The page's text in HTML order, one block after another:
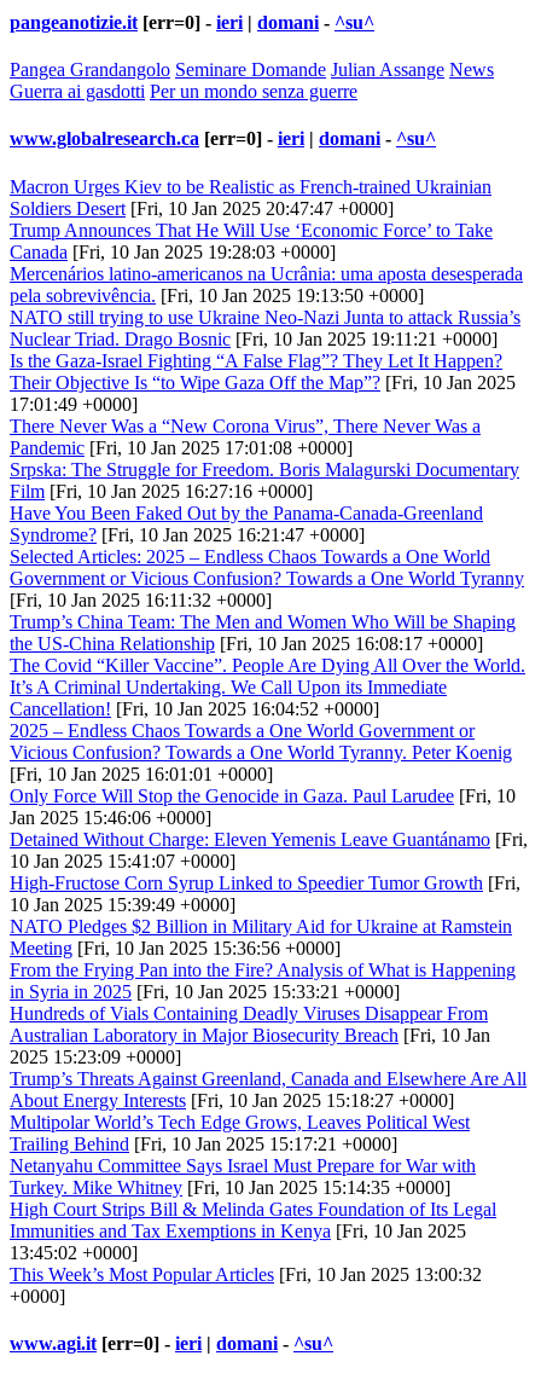
pangeanotizie.it [err=0] - ieri | domani - ^su^
Pangea Grandangolo Seminare Domande Julian Assange News
Guerra ai gasdotti Per un mondo senza guerre
www.globalresearch.ca [err=0] - ieri | domani - ^su^
Macron Urges Kiev to be Realistic as French-trained Ukrainian
Soldiers Desert [Fri, 10 Jan 2025 20:47:47 +0000]
Trump Announces That He Will Use ‘Economic Force’ to Take
Canada [Fri, 10 Jan 2025 19:28:03 +0000]
Mercenários latino-americanos na Ucrânia: uma aposta desesperada
pela sobrevivência. [Fri, 10 Jan 2025 19:13:50 +0000]
NATO still trying to use Ukraine Neo-Nazi Junta to attack Russia’s
Nuclear Triad. Drago Bosnic [Fri, 10 Jan 2025 19:11:21 +0000]
Is the Gaza-Israel Fighting “A False Flag”? They Let It Happen?
Their Objective Is “to Wipe Gaza Off the Map”? [Fri, 10 Jan 2025
17:01:49 +0000]
There Never Was a “New Corona Virus”, There Never Was a
Pandemic [Fri, 10 Jan 2025 17:01:08 +0000]
Srpska: The Struggle for Freedom. Boris Malagurski Documentary
Film [Fri, 10 Jan 2025 16:27:16 +0000]
Have You Been Faked Out by the Panama-Canada-Greenland
Syndrome? [Fri, 10 Jan 2025 16:21:47 +0000]
Selected Articles: 2025 – Endless Chaos Towards a One World
Government or Vicious Confusion? Towards a One World Tyranny
[Fri, 10 Jan 2025 16:11:32 +0000]
Trump’s China Team: The Men and Women Who Will be Shaping
the US-China Relationship [Fri, 10 Jan 2025 16:08:17 +0000]
The Covid “Killer Vaccine”. People Are Dying All Over the World.
It’s A Criminal Undertaking. We Call Upon its Immediate
Cancellation! [Fri, 10 Jan 2025 16:04:52 +0000]
2025 – Endless Chaos Towards a One World Government or
Vicious Confusion? Towards a One World Tyranny. Peter Koenig
[Fri, 10 Jan 2025 16:01:01 +0000]
Only Force Will Stop the Genocide in Gaza. Paul Larudee [Fri, 10
Jan 2025 15:46:06 +0000]
Detained Without Charge: Eleven Yemenis Leave Guantánamo [Fri,
10 Jan 2025 15:41:07 +0000]
High-Fructose Corn Syrup Linked to Speedier Tumor Growth [Fri,
10 Jan 2025 15:39:49 +0000]
NATO Pledges $2 Billion in Military Aid for Ukraine at Ramstein
Meeting [Fri, 10 Jan 2025 15:36:56 +0000]
From the Frying Pan into the Fire? Analysis of What is Happening
in Syria in 2025 [Fri, 10 Jan 2025 15:33:21 +0000]
Hundreds of Vials Containing Deadly Viruses Disappear From
Australian Laboratory in Major Biosecurity Breach [Fri, 10 Jan
2025 15:23:09 +0000]
Trump’s Threats Against Greenland, Canada and Elsewhere Are All
About Energy Interests [Fri, 10 Jan 2025 15:18:27 +0000]
Multipolar World’s Tech Edge Grows, Leaves Political West
Trailing Behind [Fri, 10 Jan 2025 15:17:21 +0000]
Netanyahu Committee Says Israel Must Prepare for War with
Turkey. Mike Whitney [Fri, 10 Jan 2025 15:14:35 +0000]
High Court Strips Bill & Melinda Gates Foundation of Its Legal
Immunities and Tax Exemptions in Kenya [Fri, 10 Jan 2025
13:45:02 +0000]
This Week’s Most Popular Articles [Fri, 10 Jan 2025 13:00:32
+0000]
www.agi.it [err=0] - ieri | domani - ^su^